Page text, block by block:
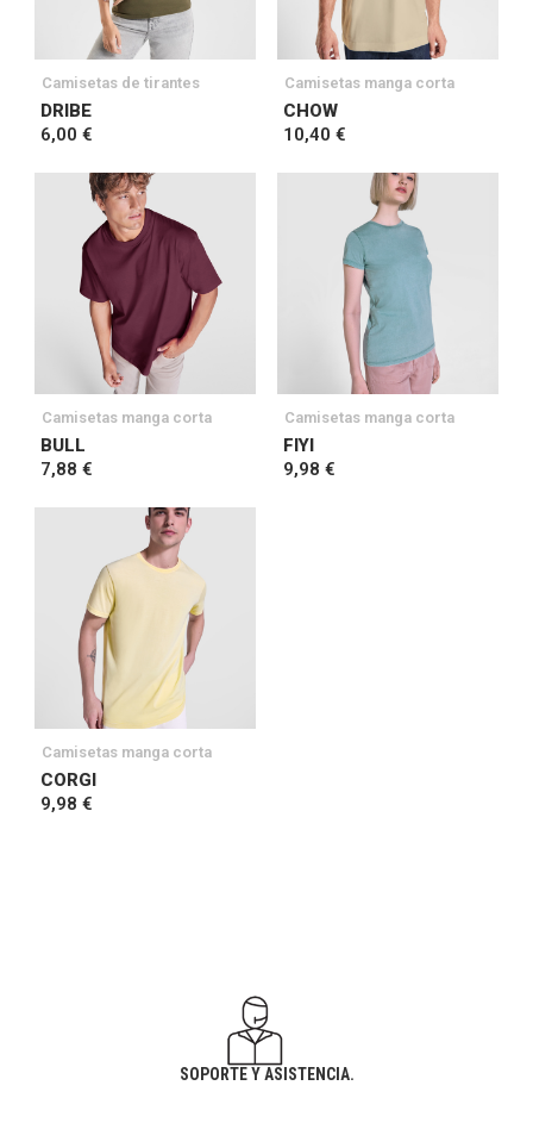
Camisetas de tirantes
DRIBE
6,00 €
Camisetas manga corta
CHOW
10,40 €
Camisetas manga corta
BULL
7,88 €
Camisetas manga corta
FIYI
9,98 €
Camisetas manga corta
CORGI
9,98 €
SOPORTE Y ASISTENCIA.